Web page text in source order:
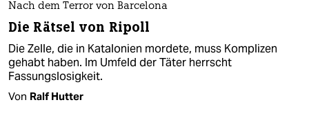
Nach dem Terror von Barcelona
Die Rätsel von Ripoll
Die Zelle, die in Katalonien mordete, muss Komplizen
gehabt haben. Im Umfeld der Täter herrscht
Fassungslosigkeit.
Von Ralf Hutter